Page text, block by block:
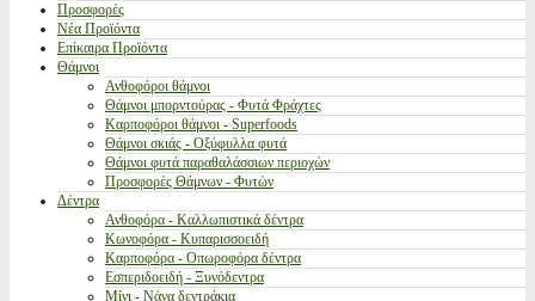
Προσφορές
Νέα Προϊόντα
Επίκαιρα Προϊόντα
Θάμνοι
Ανθοφόροι θάμνοι
Θάμνοι μπορντούρας - Φυτά Φράχτες
Καρποφόροι θάμνοι - Superfoods
Θάμνοι σκιάς - Οξύφυλλα φυτά
Θάμνοι φυτά παραθαλάσσιων περιοχών
Προσφορές Θάμνων - Φυτών
Δέντρα
Ανθοφόρα - Καλλωπιστικά δέντρα
Κωνοφόρα - Κυπαρισσοειδή
Καρποφόρα - Οπωροφόρα δέντρα
Εσπεριδοειδή - Ξυνόδεντρα
Μίνι - Νάνα δεντράκια